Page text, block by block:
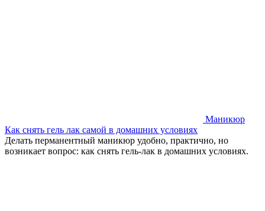
Маникюр
Как снять гель лак самой в домашних условиях
Делать перманентный маникюр удобно, практично, но
возникает вопрос: как снять гель-лак в домашних условиях.